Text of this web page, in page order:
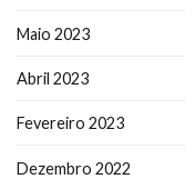
Maio 2023
Abril 2023
Fevereiro 2023
Dezembro 2022